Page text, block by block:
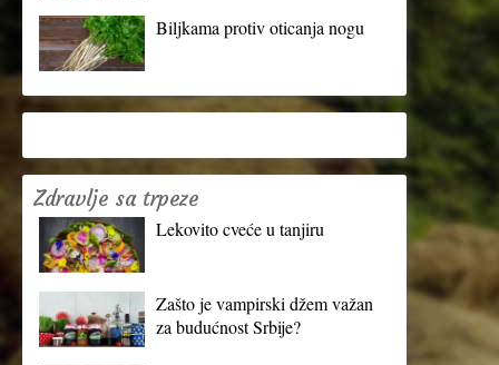
Biljkama protiv oticanja nogu
Zdravlje sa trpeze
Lekovito cveće u tanjiru
Zašto je vampirski džem važan
za budućnost Srbije?